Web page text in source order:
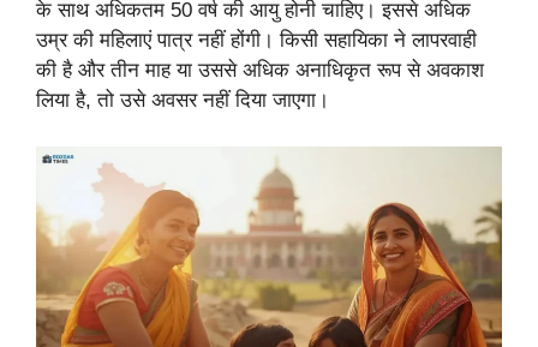
के साथ अधिकतम 50 वर्ष की आयु होनी चाहिए। इससे अधिक
उम्र की महिलाएं पात्र नहीं होंगी। किसी सहायिका ने लापरवाही
की है और तीन माह या उससे अधिक अनाधिकृत रूप से अवकाश
लिया है, तो उसे अवसर नहीं दिया जाएगा।